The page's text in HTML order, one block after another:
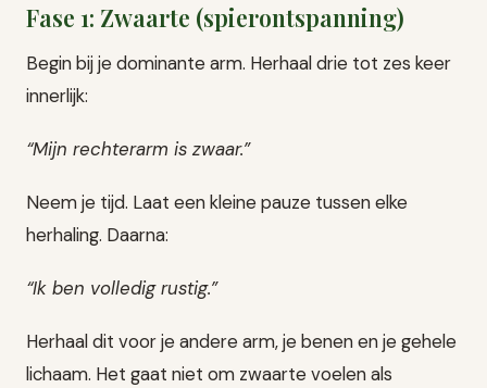
Fase 1: Zwaarte (spierontspanning)
Begin bij je dominante arm. Herhaal drie tot zes keer
innerlijk:
“Mijn rechterarm is zwaar.”
Neem je tijd. Laat een kleine pauze tussen elke
herhaling. Daarna:
“Ik ben volledig rustig.”
Herhaal dit voor je andere arm, je benen en je gehele
lichaam. Het gaat niet om zwaarte voelen als